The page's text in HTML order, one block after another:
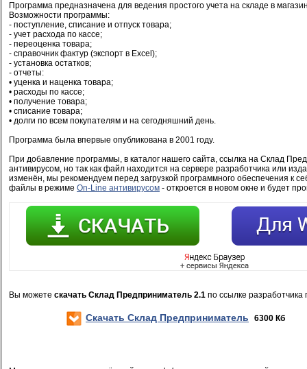
Программа предназначена для ведения простого учета на складе в
Возможности программы:
- поступление, списание и отпуск товара;
- учет расхода по кассе;
- переоценка товара;
- справочник фактур (экспорт в Excel);
- установка остатков;
- отчеты:
• уценка и наценка товара;
• расходы по кассе;
• получение товара;
• списание товара;
• долги по всем покупателям и на сегодняшний день.
Программа была впервые опубликована в 2001 году.
При добавление программы, в каталог нашего сайта, ссылка на Склад
антивирусом, но так как файл находится на сервере разработчика или
изменён, мы рекомендуем перед загрузкой программного обеспечения к
файлы в режиме On-Line антивирусом - откроется в новом окне и будет
Вы можете скачать Склад Предприниматель 2.1 по ссылке
Скачать Склад Предприниматель 6300 Кб